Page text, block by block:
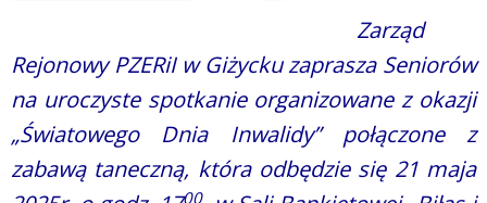
Zarząd
Rejonowy PZERiI w Giżycku zaprasza Seniorów
na uroczyste spotkanie organizowane z okazji
„Światowego Dnia Inwalidy” połączone z
zabawą taneczną, która odbędzie się 21 maja
00